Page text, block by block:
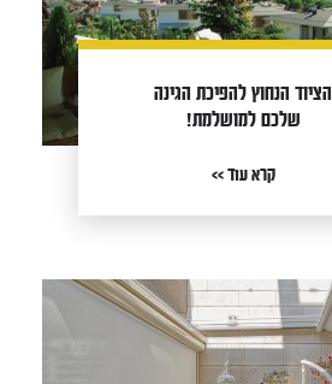
הציוד הנחוץ להפיכת הגינה
שלכם למושלמת!
קרא עוד >>